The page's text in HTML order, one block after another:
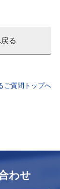
る
ご質問トップへ
わせ